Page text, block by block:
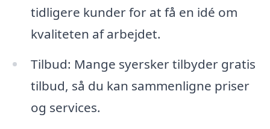
tidligere kunder for at få en idé om
kvaliteten af arbejdet.
Tilbud: Mange syersker tilbyder gratis
tilbud, så du kan sammenligne priser
og services.